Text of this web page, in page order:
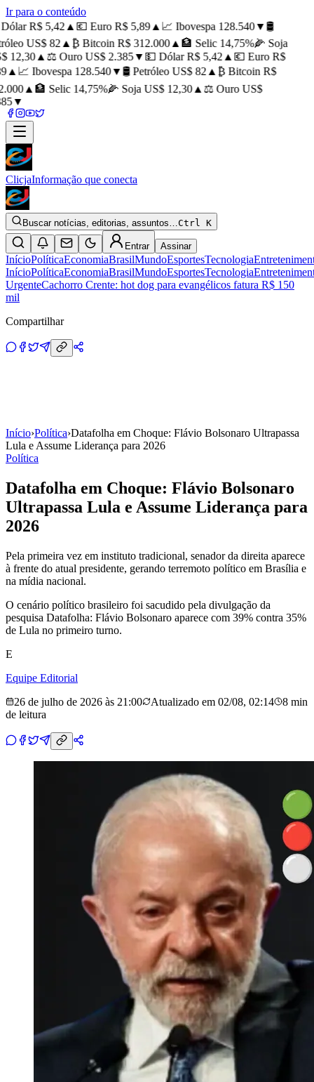
Ir para o conteúdo
R$ 5,42▲💶 Euro R$ 5,89▲📈 Ibovespa 128.540▼🛢️
US$ 82▲₿ Bitcoin R$ 312.000▲🏦 Selic 14,75%🌽 Soja
12,30▲⚖️ Ouro US$ 2.385▼💵 Dólar R$ 5,42▲💶 Euro R$
▲📈 Ibovespa 128.540▼🛢️ Petróleo US$ 82▲₿ Bitcoin R$
▲🏦 Selic 14,75%🌽 Soja US$ 12,30▲⚖️ Ouro US$
▼
ClicjaInformação que conecta
Buscar notícias, editorias, assuntos…Ctrl K
Entrar Assinar
InícioPolíticaEconomiaBrasilMundoEsportesTecnologia
InícioPolíticaEconomiaBrasilMundoEsportesTecnologia
UrgenteCachorro Crente: hot dog para evangélicos fatura R$ 150
mil
Compartilhar
Início›Política›Datafolha em Choque: Flávio Bolsonaro Ultrapassa
Lula e Assume Liderança para 2026
Política
Datafolha em Choque: Flávio Bolsonaro
Ultrapassa Lula e Assume Liderança para
2026
Pela primeira vez em instituto tradicional, senador da direita aparece
à frente do atual presidente, gerando terremoto político em Brasília e
na mídia nacional.
O cenário político brasileiro foi sacudido pela divulgação da
pesquisa Datafolha: Flávio Bolsonaro aparece com 39% contra 35%
de Lula no primeiro turno.
E
Equipe Editorial
26 de julho de 2026 às 21:00
Atualizado em 02/08, 02:14
8 min
de leitura